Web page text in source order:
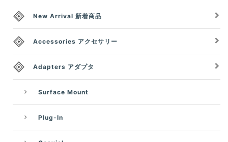
New Arrival 新着商品
Accessories アクセサリー
Adapters アダプタ
Surface Mount
Plug-In